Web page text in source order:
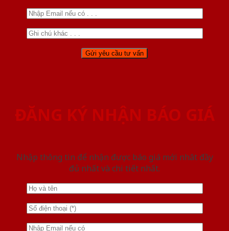
ĐĂNG KÝ NHẬN BÁO GIÁ
Nhập thông tin để nhận được báo giá mới nhât đầy
đủ nhất và chi tiết nhất.